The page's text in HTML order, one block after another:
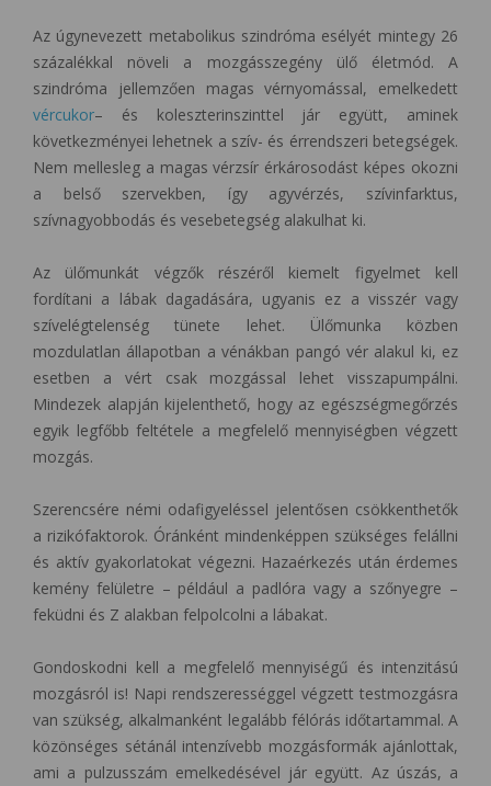
Az úgynevezett metabolikus szindróma esélyét mintegy 26
százalékkal növeli a mozgásszegény ülő életmód. A
szindróma jellemzően magas vérnyomással, emelkedett
vércukor– és koleszterinszinttel jár együtt, aminek
következményei lehetnek a szív- és érrendszeri betegségek.
Nem mellesleg a magas vérzsír érkárosodást képes okozni
a belső szervekben, így agyvérzés, szívinfarktus,
szívnagyobbodás és vesebetegség alakulhat ki.
Az ülőmunkát végzők részéről kiemelt figyelmet kell
fordítani a lábak dagadására, ugyanis ez a visszér vagy
szívelégtelenség tünete lehet. Ülőmunka közben
mozdulatlan állapotban a vénákban pangó vér alakul ki, ez
esetben a vért csak mozgással lehet visszapumpálni.
Mindezek alapján kijelenthető, hogy az egészségmegőrzés
egyik legfőbb feltétele a megfelelő mennyiségben végzett
mozgás.
Szerencsére némi odafigyeléssel jelentősen csökkenthetők
a rizikófaktorok. Óránként mindenképpen szükséges felállni
és aktív gyakorlatokat végezni. Hazaérkezés után érdemes
kemény felületre – például a padlóra vagy a szőnyegre –
feküdni és Z alakban felpolcolni a lábakat.
Gondoskodni kell a megfelelő mennyiségű és intenzitású
mozgásról is! Napi rendszerességgel végzett testmozgásra
van szükség, alkalmanként legalább félórás időtartammal. A
közönséges sétánál intenzívebb mozgásformák ajánlottak,
ami a pulzusszám emelkedésével jár együtt. Az úszás, a